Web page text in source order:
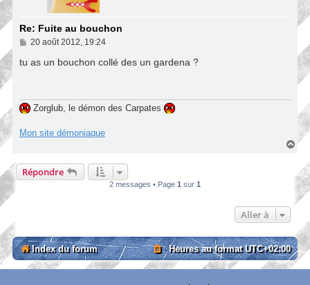
Re: Fuite au bouchon
M
s
e
20 août 2012, 19:24
tu as un bouchon collé des un gardena ?
Zorglub, le démon des Carpates
Mon site démoniaque
H
Répondre
2 messages • Page 1 sur 1
Aller à
Index du forum Heures au formatUTC+02:00